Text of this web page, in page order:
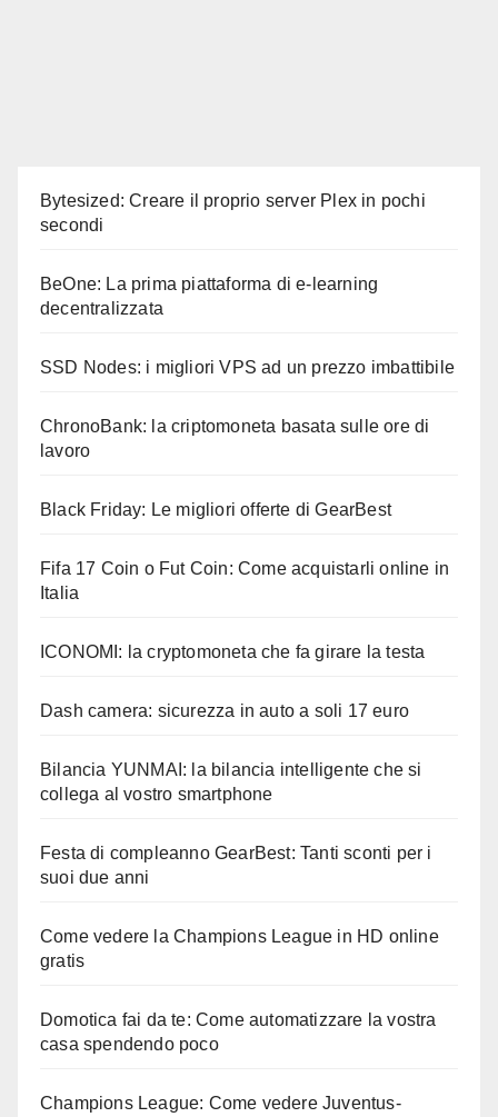
Bytesized: Creare il proprio server Plex in pochi
secondi
BeOne: La prima piattaforma di e-learning
decentralizzata
SSD Nodes: i migliori VPS ad un prezzo imbattibile
ChronoBank: la criptomoneta basata sulle ore di
lavoro
Black Friday: Le migliori offerte di GearBest
Fifa 17 Coin o Fut Coin: Come acquistarli online in
Italia
ICONOMI: la cryptomoneta che fa girare la testa
Dash camera: sicurezza in auto a soli 17 euro
Bilancia YUNMAI: la bilancia intelligente che si
collega al vostro smartphone
Festa di compleanno GearBest: Tanti sconti per i
suoi due anni
Come vedere la Champions League in HD online
gratis
Domotica fai da te: Come automatizzare la vostra
casa spendendo poco
Champions League: Come vedere Juventus-